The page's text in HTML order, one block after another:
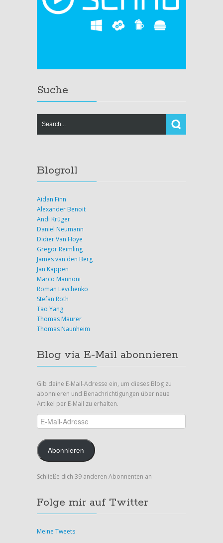
Suche
Blogroll
Aidan Finn
Alexander Benoit
Andi Krüger
Daniel Neumann
Didier Van Hoye
Gregor Reimling
James van den Berg
Jan Kappen
Marco Mannoni
Roman Levchenko
Stefan Roth
Tao Yang
Thomas Maurer
Thomas Naunheim
Blog via E-Mail abonnieren
Gib deine E-Mail-Adresse ein, um dieses Blog zu
abonnieren und Benachrichtigungen über neue
Artikel per E-Mail zu erhalten.
E-
Mail-
Adresse
Abonnieren
Schließe dich 39 anderen Abonnenten an
Folge mir auf Twitter
Meine Tweets